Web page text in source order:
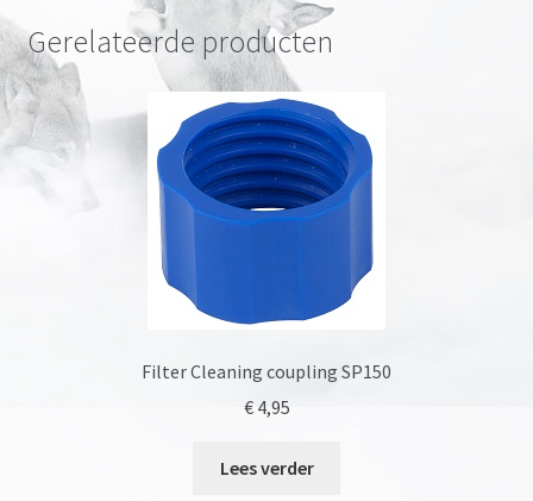
Gerelateerde producten
Filter Cleaning coupling SP150
€4,95
Lees verder